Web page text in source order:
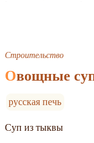
Строительство
Овощные
русская печь
Суп из тыквы